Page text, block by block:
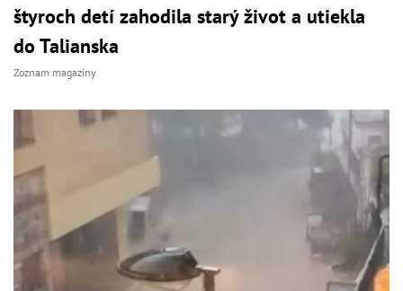
štyroch detí zahodila starý život a utiekla
do Talianska
Zoznam magazíny